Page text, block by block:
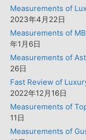
Measurements of
2023年4月22日
Measurements of
年1月6日
Measurements of
26日
Fast Review of
2022年12月16日
Measurements of
11日
Measurements of